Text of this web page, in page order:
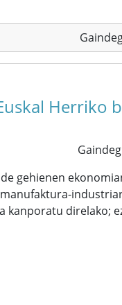
Herriko
gehienen
kanporatu direlako;